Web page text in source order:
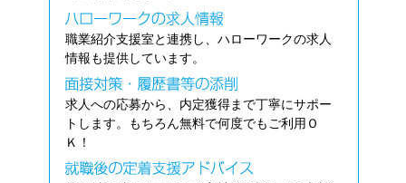
職業紹介支援室と連携し、ハローワークの求人
情報も提供しています。
求人への応募から、内定獲得まで丁寧にサポー
トします。もちろん無料で何度でもご利用Ｏ
Ｋ！